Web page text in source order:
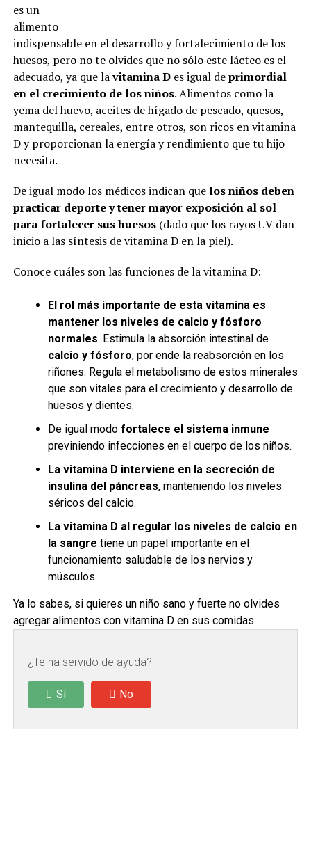
es un
alimento
indispensable en el desarrollo y fortalecimiento de los
huesos, pero no te olvides que no sólo este lácteo es el
adecuado, ya que lavitamina Des igual deprimordial
en el crecimiento de los niños. Alimentos como la
yema del huevo, aceites de hígado de pescado, quesos,
mantequilla, cereales, entre otros, son ricos en vitamina
D y proporcionan la energía y rendimiento que tu hijo
necesita.
De igual modo los médicos indican que los niños deben
practicar deporte y tener mayor exposición al sol
para fortalecer sus huesos(dado que los rayos UV dan
inicio a las síntesis de vitamina D en la piel).
Conoce cuáles son las funciones de la vitamina D:
El rol más importante de esta vitamina es
mantener los niveles de calcio y fósforo
normales. Estimula la absorción intestinal de
calcio y fósforo, por ende la reabsorción en los
riñones. Regula el metabolismo de estos minerales
que son vitales para el crecimiento y desarrollo de
huesos y dientes.
De igual modo fortalece el sistema inmune
previniendo infecciones en el cuerpo de los niños.
La vitamina D interviene en la secreción de
insulina del páncreas, manteniendo los niveles
séricos del calcio.
La vitamina D al regular los niveles de calcio en
la sangre tiene un papel importante en el
funcionamiento saludable de los nervios y
músculos.
Ya lo sabes, si quieres un niño sano y fuerte no olvides
agregar alimentos con vitamina D en sus comidas.
¿Te ha servido de ayuda?
Sí No